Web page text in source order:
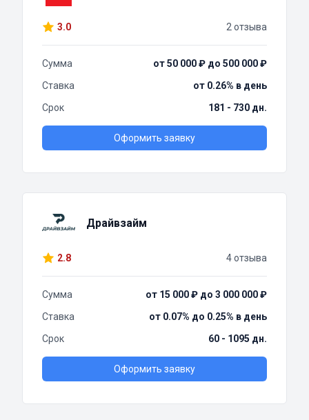
3.0 2 отзыва
Сумма
от 50 000 ₽ до 500 000 ₽
Ставка
от 0.26% в день
Срок
181 - 730 дн.
Оформить заявку
Драйвзайм
2.8 4 отзыва
Сумма
от 15 000 ₽ до 3 000 000 ₽
Ставка
от 0.07% до 0.25% в день
Срок
60 - 1095 дн.
Оформить заявку